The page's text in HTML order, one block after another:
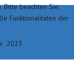
2023
Bitte beachten Sie,
Funktionalitäten der